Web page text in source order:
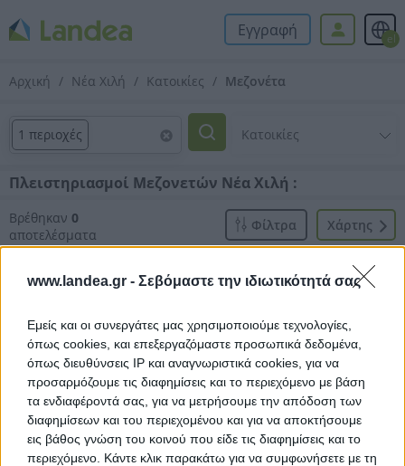
www.landea.gr - Σεβόμαστε την ιδιωτικότητά σας
Εμείς και οι συνεργάτες μας χρησιμοποιούμε τεχνολογίες,
όπως cookies, και επεξεργαζόμαστε προσωπικά δεδομένα,
όπως διευθύνσεις IP και αναγνωριστικά cookies, για να
προσαρμόζουμε τις διαφημίσεις και το περιεχόμενο με βάση
τα ενδιαφέροντά σας, για να μετρήσουμε την απόδοση των
διαφημίσεων και του περιεχομένου και για να αποκτήσουμε
εις βάθος γνώση του κοινού που είδε τις διαφημίσεις και το
περιεχόμενο. Κάντε κλικ παρακάτω για να συμφωνήσετε με τη
Εγγραφή el
Αρχική Νέα Χιλή Κατοικίες Μεζονέτα
1 περιοχές
Πλειστηριασμοί Μεζονετών Νέα Χιλή :
Βρέθηκαν 0
αποτελέσματα
Xάρτης
Φίλτρα
Δεν βρέθηκαν αποτελέσματα.